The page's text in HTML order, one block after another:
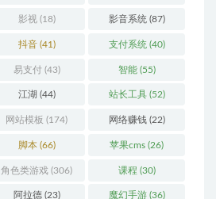
影视(18) 影音系统 (87)
抖音(41) 支付系统 (40)
易支付(43) 智能(55)
江湖 (44) 站长工具(52)
网站模板 (174) 网络赚钱(22)
脚本(66) 苹果cms (26)
角色类游戏 (306) 课程 (30)
阿拉德(23) 魔幻手游(36)